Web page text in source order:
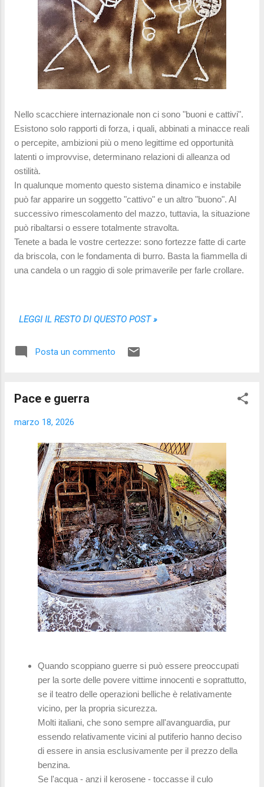
Nello scacchiere internazionale non ci sono "buoni e cattivi".
Esistono solo rapporti di forza, i quali, abbinati a minacce reali
o percepite, ambizioni più o meno legittime ed opportunità
latenti o improvvise, determinano relazioni di alleanza od
ostilità.
In qualunque momento questo sistema dinamico e instabile
può far apparire un soggetto "cattivo" e un altro "buono". Al
successivo rimescolamento del mazzo, tuttavia, la situazione
può ribaltarsi o essere totalmente stravolta.
Tenete a bada le vostre certezze: sono fortezze fatte di carte
da briscola, con le fondamenta di burro. Basta la fiammella di
una candela o un raggio di sole primaverile per farle crollare.
LEGGI IL RESTO DI QUESTO POST »
Posta un commento
Pace e guerra
marzo 18, 2026
Quando scoppiano guerre si può essere preoccupati
per la sorte delle povere vittime innocenti e soprattutto,
se il teatro delle operazioni belliche è relativamente
vicino, per la propria sicurezza.
Molti italiani, che sono sempre all'avanguardia, pur
essendo relativamente vicini al putiferio hanno deciso
di essere in ansia esclusivamente per il prezzo della
benzina.
Se l'acqua - anzi il kerosene - toccasse il culo